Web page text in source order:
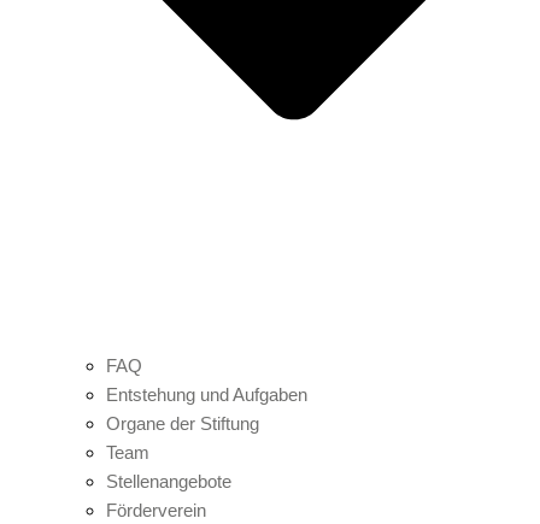
FAQ
Entstehung und Aufgaben
Organe der Stiftung
Team
Stellenangebote
Förderverein